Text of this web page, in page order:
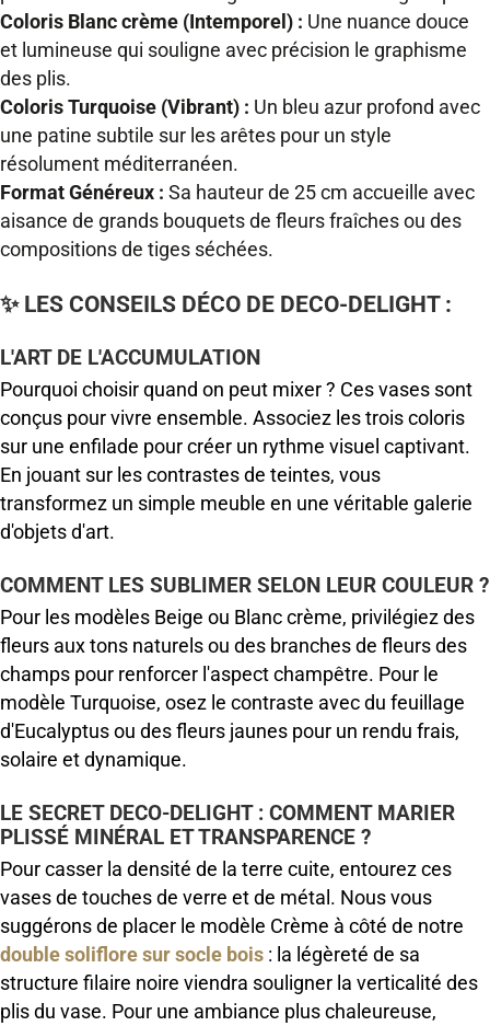
Coloris Blanc crème (Intemporel) : Une nuance douce
et lumineuse qui souligne avec précision le graphisme
des plis.
Coloris Turquoise (Vibrant) : Un bleu azur profond avec
une patine subtile sur les arêtes pour un style
résolument méditerranéen.
Format Généreux : Sa hauteur de 25 cm accueille avec
aisance de grands bouquets de fleurs fraîches ou des
compositions de tiges séchées.
✨ LES CONSEILS DÉCO DE DECO-DELIGHT :
L'ART DE L'ACCUMULATION
Pourquoi choisir quand on peut mixer ? Ces vases sont
conçus pour vivre ensemble. Associez les trois coloris
sur une enfilade pour créer un rythme visuel captivant.
En jouant sur les contrastes de teintes, vous
transformez un simple meuble en une véritable galerie
d'objets d'art.
COMMENT LES SUBLIMER SELON LEUR COULEUR ?
Pour les modèles Beige ou Blanc crème, privilégiez des
fleurs aux tons naturels ou des branches de fleurs des
champs pour renforcer l'aspect champêtre. Pour le
modèle Turquoise, osez le contraste avec du feuillage
d'Eucalyptus ou des fleurs jaunes pour un rendu frais,
solaire et dynamique.
LE SECRET DECO-DELIGHT : COMMENT MARIER
PLISSÉ MINÉRAL ET TRANSPARENCE ?
Pour casser la densité de la terre cuite, entourez ces
vases de touches de verre et de métal. Nous vous
suggérons de placer le modèle Crème à côté de notre
double soliflore sur socle bois : la légèreté de sa
structure filaire noire viendra souligner la verticalité des
plis du vase. Pour une ambiance plus chaleureuse,